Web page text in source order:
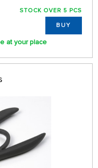
STOCK OVER 5 PCS
BUY
at your place